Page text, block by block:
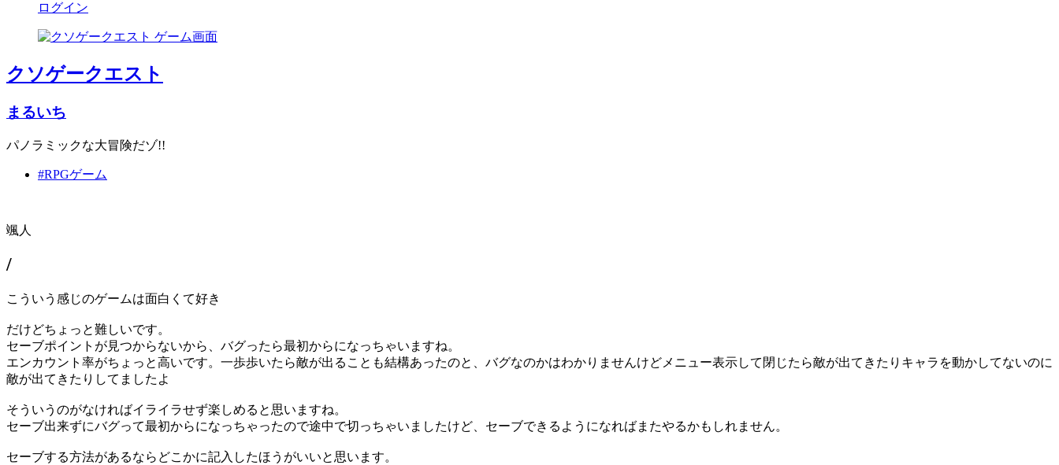
ログイン
クソゲークエスト
まるいち
パノラミックな大冒険だゾ!!
#RPGゲーム
颯人
/
こういう感じのゲームは面白くて好き
だけどちょっと難しいです。
セーブポイントが見つからないから、バグったら最初からになっちゃいますね。
エンカウント率がちょっと高いです。一歩歩いたら敵が出ることも結構あったのと、バグなのかはわかりませんけどメニュー表示して閉じたら敵が出てきたりキャラを動かしてないのに
敵が出てきたりしてましたよ
そういうのがなければイライラせず楽しめると思いますね。
セーブ出来ずにバグって最初からになっちゃったので途中で切っちゃいましたけど、セーブできるようになればまたやるかもしれません。
セーブする方法があるならどこかに記入したほうがいいと思います。